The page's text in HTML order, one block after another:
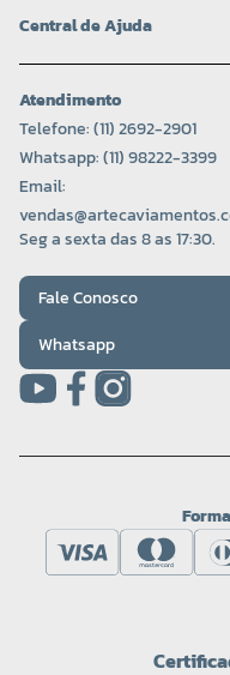
Central de Ajuda
Atendimento
Telefone: (11) 2692-2901
Whatsapp: (11) 98222-3399
Email:
Seg a sexta das 8 as 17:30.
Fale Conosco
Whatsapp